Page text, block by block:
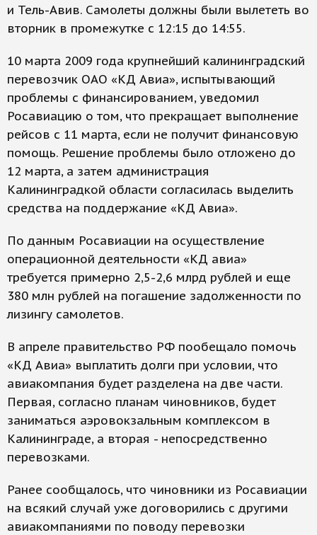
и Тель-Авив. Самолеты должны были вылететь во
вторник в промежутке с 12:15 до 14:55.
10 марта 2009 года крупнейший калининградский
перевозчик ОАО «КД Авиа», испытывающий
проблемы с финансированием, уведомил
Росавиацию о том, что прекращает выполнение
рейсов с 11 марта, если не получит финансовую
помощь. Решение проблемы было отложено до
12 марта, а затем администрация
Калининградкой области согласилась выделить
средства на поддержание «КД Авиа».
По данным Росавиации на осуществление
операционной деятельности «КД авиа»
требуется примерно 2,5-2,6 млрд рублей и еще
380 млн рублей на погашение задолженности по
лизингу самолетов.
В апреле правительство РФ пообещало помочь
«КД Авиа» выплатить долги при условии, что
авиакомпания будет разделена на две части.
Первая, согласно планам чиновников, будет
заниматься аэровокзальным комплексом в
Калининграде, а вторая - непосредственно
перевозками.
Ранее сообщалось, что чиновники из Росавиации
на всякий случай уже договорились с другими
авиакомпаниями по поводу перевозки